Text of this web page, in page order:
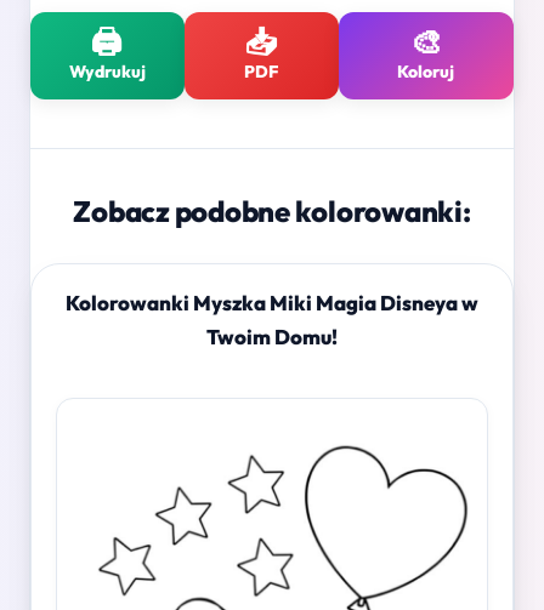
🖨️
Wydrukuj
📥
PDF
🎨
Koloruj
Zobacz podobne kolorowanki:
Kolorowanki Myszka Miki Magia Disneya w
Twoim Domu!